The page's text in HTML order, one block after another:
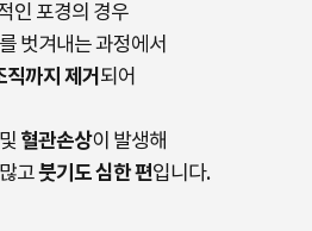
인 포경의 경우
벗겨내는 과정에서
직까지 제거 되어
혈관손상이 발생해
고붓기도 심한 편입니다.